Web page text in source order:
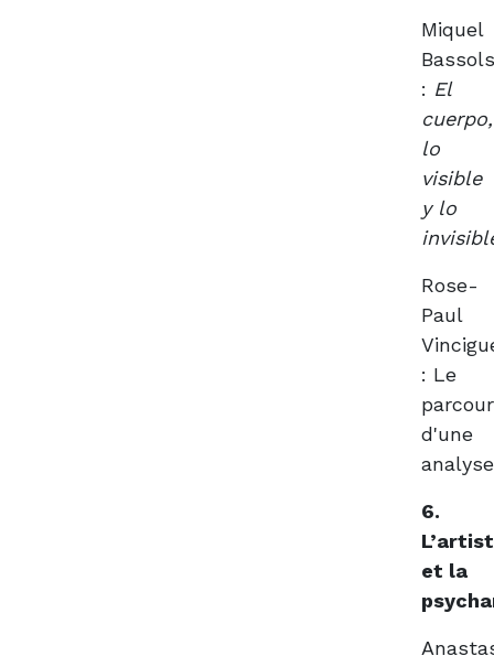
Miquel
: El
cuerpo,
lo
visible
y lo
Rose-
Paul
: Le
d'une
analyse
6.
et la